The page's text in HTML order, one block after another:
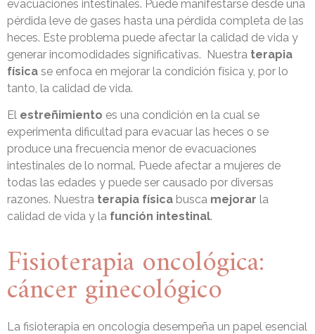
evacuaciones intestinales. Puede manifestarse desde una
pérdida leve de gases hasta una pérdida completa de las
heces. Este problema puede afectar la calidad de vida y
generar incomodidades significativas. Nuestra terapia
física se enfoca en mejorar la condición física y, por lo
tanto, la calidad de vida.
El estreñimiento es una condición en la cual se
experimenta dificultad para evacuar las heces o se
produce una frecuencia menor de evacuaciones
intestinales de lo normal. Puede afectar a mujeres de
todas las edades y puede ser causado por diversas
razones. Nuestra terapia física busca mejorar la
calidad de vida y la función intestinal.
Fisioterapia oncológica:
cáncer ginecológico
La fisioterapia en oncología desempeña un papel esencial